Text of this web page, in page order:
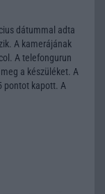
dátummal adta
A kamerájának
A telefongurun
a készüléket. A
pontot kapott. A